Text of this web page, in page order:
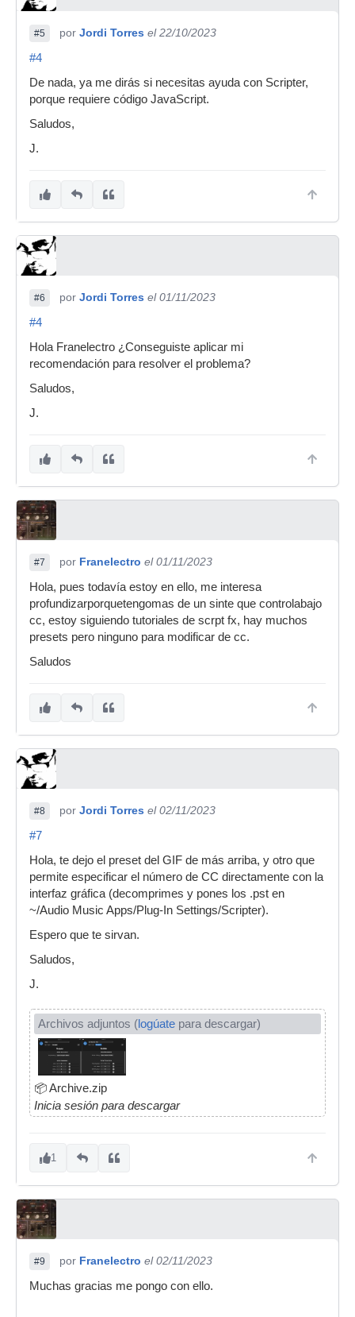
#5 por Jordi Torres el 22/10/2023
#4
De nada, ya me dirás si necesitas ayuda con Scripter,
porque requiere código JavaScript.
Saludos,
J.
#6 por Jordi Torres el 01/11/2023
#4
Hola Franelectro ¿Conseguiste aplicar mi
recomendación para resolver el problema?
Saludos,
J.
#7 por Franelectro el 01/11/2023
Hola, pues todavía estoy en ello, me interesa
profundizarporquetengomas de un sinte que controlabajo
cc, estoy siguiendo tutoriales de scrpt fx, hay muchos
presets pero ninguno para modificar de cc.
Saludos
#8 por Jordi Torres el 02/11/2023
#7
Hola, te dejo el preset del GIF de más arriba, y otro que
permite especificar el número de CC directamente con la
interfaz gráfica (decomprimes y pones los .pst en
~/Audio Music Apps/Plug-In Settings/Scripter).
Espero que te sirvan.
Saludos,
J.
Archivos adjuntos (logúate para descargar)
📦Archive.zip
Inicia sesión para descargar
1
#9 por Franelectro el 02/11/2023
Muchas gracias me pongo con ello.